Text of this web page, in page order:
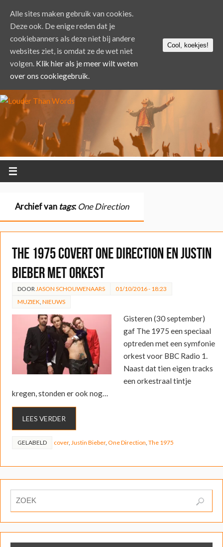
Archief van tags: One Direction
The 1975 covert One Direction en Justin
Bieber met orkest
DOOR JASON SCHOUWENAARS
01/10/2016 - 18:23
MUZIEK NIEUWS
Gisteren (30 september)
gaf The 1975 een speciaal
optreden met een symfonie
orkest voor BBC Radio 1.
Naast dat tien eigen tracks
een orkestraal tintje
kregen, stonden er ook nog…
LEES VERDER
GELABELD cover, Justin Bieber, One Direction The 1975
Alle sites maken gebruik van cookies.
Deze ook. De enige reden dat je
cookiebanners als deze niet bij andere
websites ziet, is omdat ze de wet niet
volgen. Klik hier als je meer wilt weten
over ons cookiegebruik.
Cool, koekjes!